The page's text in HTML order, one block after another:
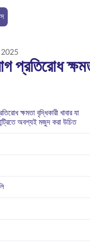
প্রতিরোধ
ক্ষমতা বৃদ্ধিকারী খাবার যা
অবশ্যই মজুদ করা উচিত